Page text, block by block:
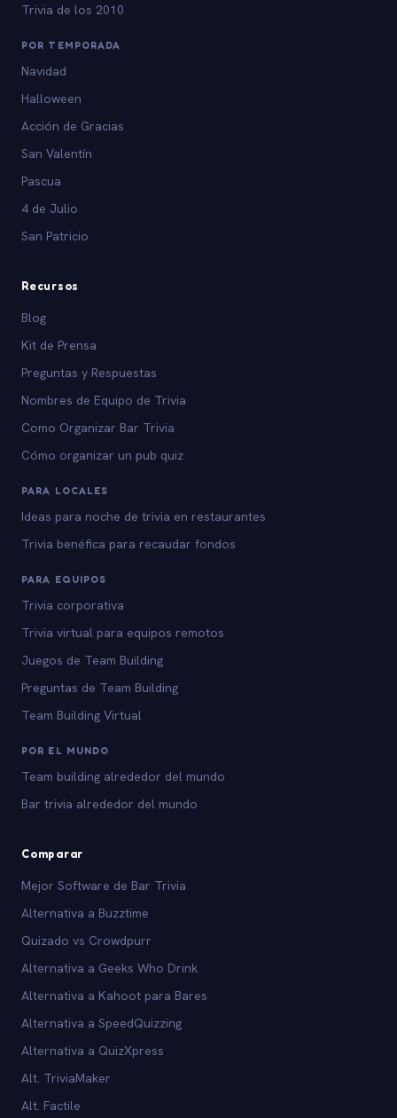
Trivia de los 2010
POR TEMPORADA
Navidad
Halloween
Acción de Gracias
San Valentín
Pascua
4 de Julio
San Patricio
Recursos
Blog
Kit de Prensa
Preguntas y Respuestas
Nombres de Equipo de Trivia
Como Organizar Bar Trivia
Cómo organizar un pub quiz
PARA LOCALES
Ideas para noche de trivia en restaurantes
Trivia benéfica para recaudar fondos
PARA EQUIPOS
Trivia corporativa
Trivia virtual para equipos remotos
Juegos de Team Building
Preguntas de Team Building
Team Building Virtual
POR EL MUNDO
Team building alrededor del mundo
Bar trivia alrededor del mundo
Comparar
Mejor Software de Bar Trivia
Alternativa a Buzztime
Quizado vs Crowdpurr
Alternativa a Geeks Who Drink
Alternativa a Kahoot para Bares
Alternativa a SpeedQuizzing
Alternativa a QuizXpress
Alt. TriviaMaker
Alt. Factile